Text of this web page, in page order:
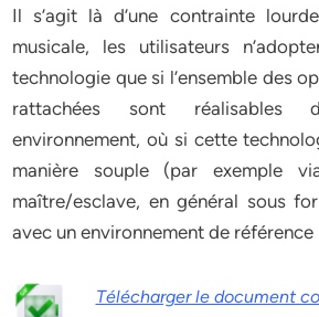
Il s’agit là d’une contrainte
musicale, les utilisateurs
technologie que si l’ensemble des
rattachées sont réalisables
environnement, où si cette
manière souple (par exemple
maître/esclave, en général sous
avec un environnement de référence
Télécharger le document